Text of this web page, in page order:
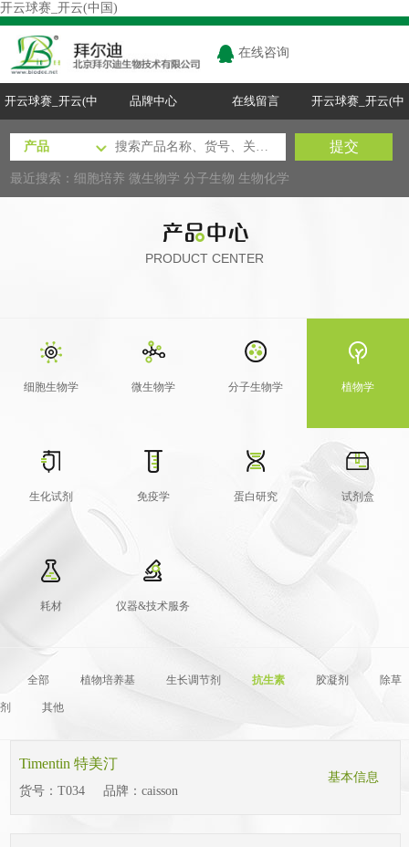
开云球赛_开云(中国)
在线咨询
开云球赛_开云(中
国)
品牌中心 在线留言 开云球赛_开云(中
国)
最近搜索：细胞培养 微生物学 分子生物 生物化学
PRODUCT CENTER
细胞生物学 微生物学 分子生物学 植物学
生化试剂 免疫学 蛋白研究 试剂盒
耗材 仪器&技术服务
全部 植物培养基 生长调节剂 抗生素 胶凝剂 除草
剂 其他
Timentin 特美汀
基本信息
货号： T034 品牌： caisson